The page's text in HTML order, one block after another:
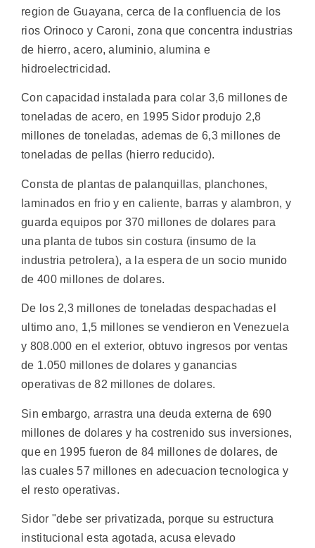
region de Guayana, cerca de la confluencia de los
rios Orinoco y Caroni, zona que concentra industrias
de hierro, acero, aluminio, alumina e
hidroelectricidad.
Con capacidad instalada para colar 3,6 millones de
toneladas de acero, en 1995 Sidor produjo 2,8
millones de toneladas, ademas de 6,3 millones de
toneladas de pellas (hierro reducido).
Consta de plantas de palanquillas, planchones,
laminados en frio y en caliente, barras y alambron, y
guarda equipos por 370 millones de dolares para
una planta de tubos sin costura (insumo de la
industria petrolera), a la espera de un socio munido
de 400 millones de dolares.
De los 2,3 millones de toneladas despachadas el
ultimo ano, 1,5 millones se vendieron en Venezuela
y 808.000 en el exterior, obtuvo ingresos por ventas
de 1.050 millones de dolares y ganancias
operativas de 82 millones de dolares.
Sin embargo, arrastra una deuda externa de 690
millones de dolares y ha costrenido sus inversiones,
que en 1995 fueron de 84 millones de dolares, de
las cuales 57 millones en adecuacion tecnologica y
el resto operativas.
Sidor "debe ser privatizada, porque su estructura
institucional esta agotada, acusa elevado